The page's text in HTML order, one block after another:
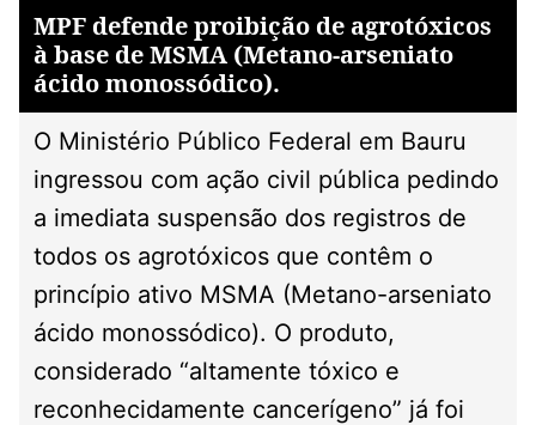
MPF defende proibição de agrotóxicos
à base de MSMA (Metano-arseniato
ácido monossódico).
O Ministério Público Federal em Bauru
ingressou com ação civil pública pedindo
a imediata suspensão dos registros de
todos os agrotóxicos que contêm o
princípio ativo MSMA (Metano-arseniato
ácido monossódico). O produto,
considerado “altamente tóxico e
reconhecidamente cancerígeno” já foi